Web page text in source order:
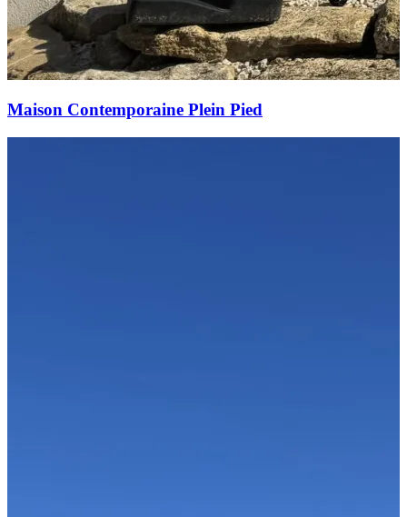
Maison Contemporaine Plein Pied